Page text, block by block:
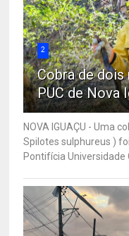
2
Cobra de
PUC de Nova
NOVA IGUAÇU - Uma
Spilotes sulphureus )
Pontifícia Universidade